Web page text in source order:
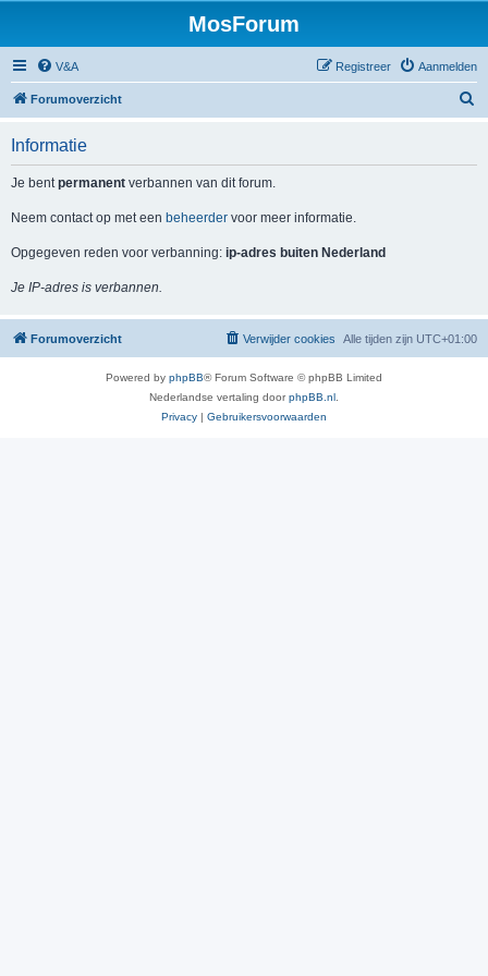
MosForum
V&A Aanmelden
Registreer
Forumoverzicht
Informatie
Je bentpermanent verbannen van dit forum.
Neem contact op met een beheerder voor meer informatie.
Opgegeven reden voor verbanning: ip-adres buiten Nederland
Je IP-adres is verbannen.
Forumoverzicht Alle tijden zijn UTC+01:00
Verwijder cookies
Powered by phpBB® Forum Software © phpBB Limited
Nederlandse vertaling doorphpBB.nl
Privacy | Gebruikersvoorwaarden